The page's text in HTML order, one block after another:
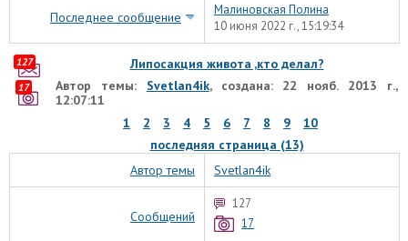
Последнее сообщение
Малиновская Полина
10 июня 2022 г., 15:19:34
Липосакция живота ,кто делал?
Автор темы: Svetlan4ik, создана: 22 нояб. 2013 г.,
12:07:11
1
2 3 4 5 6 7 8 9
10
последняя страница (13)
127
17
Автор темы Svetlan4ik
Сообщений
127
17